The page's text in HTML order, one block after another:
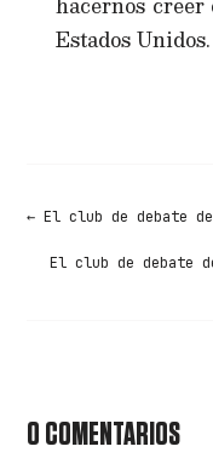
Estados Unidos.
←El club de debate
El club de debate
0 COMENTARIOS